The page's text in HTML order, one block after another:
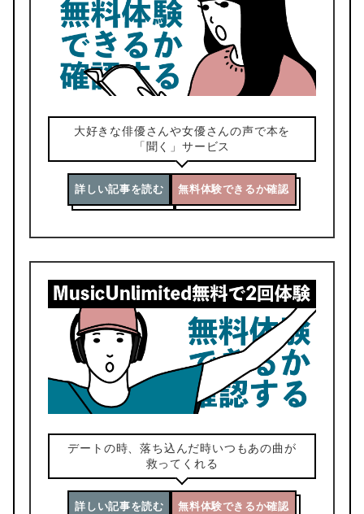
大好きな俳優さんや女優さんの声で本を
「聞く」サービス
詳しい記事を読む 無料体験できるか確認
デートの時、落ち込んだ時いつもあの曲が
救ってくれる
詳しい記事を読む 無料体験できるか確認